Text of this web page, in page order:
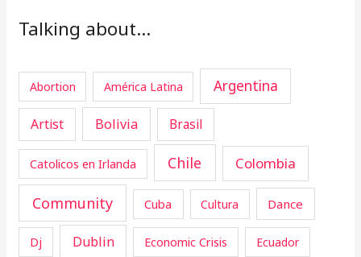
Talking about…
Abortion América Latina Argentina
Artist Bolivia Brasil
Catolicos en Irlanda Chile Colombia
Community Cuba Cultura Dance
Dj Dublin Economic Crisis Ecuador